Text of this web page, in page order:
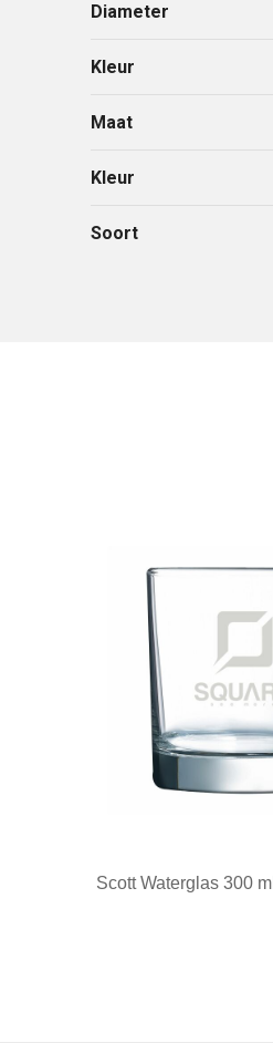
Diameter
Kleur
Maat
Kleur
Soort
Scott Waterglas 300 ml